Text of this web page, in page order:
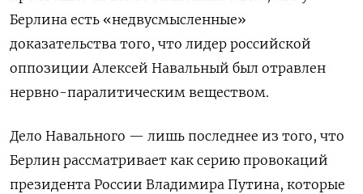
Берлина есть «недвусмысленные»
доказательства того, что лидер российской
оппозиции Алексей Навальный был отравлен
нервно-паралитическим веществом.
Дело Навального — лишь последнее из того, что
Берлин рассматривает как серию провокаций
президента России Владимира Путина, которые